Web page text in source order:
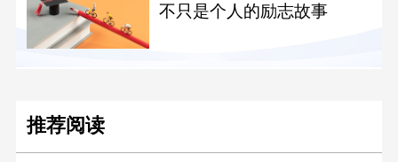
不只是个人的励志故事
推荐阅读